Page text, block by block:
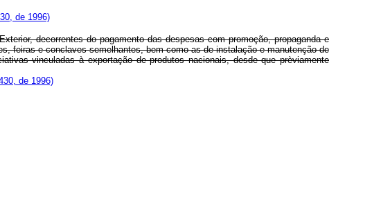
de 1996)
decorrentes do pagamento das despesas com promoção, propaganda e
feiras e conclaves semelhantes, bem como as de instalação e manutenção de
vinculadas à exportação de produtos nacionais, desde que prèviamente
de 1996)